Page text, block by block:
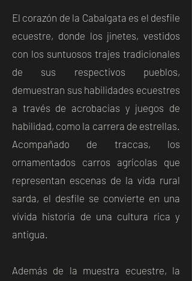
El corazón de la Cabalgata es el desfile
ecuestre, donde los jinetes, vestidos
con los suntuosos trajes tradicionales
de sus respectivos pueblos,
demuestran sus habilidades ecuestres
a través de acrobacias y juegos de
habilidad, como la carrera de estrellas.
Acompañado de traccas, los
ornamentados carros agrícolas que
representan escenas de la vida rural
sarda, el desfile se convierte en una
vívida historia de una cultura rica y
antigua.
Además de la muestra ecuestre, la